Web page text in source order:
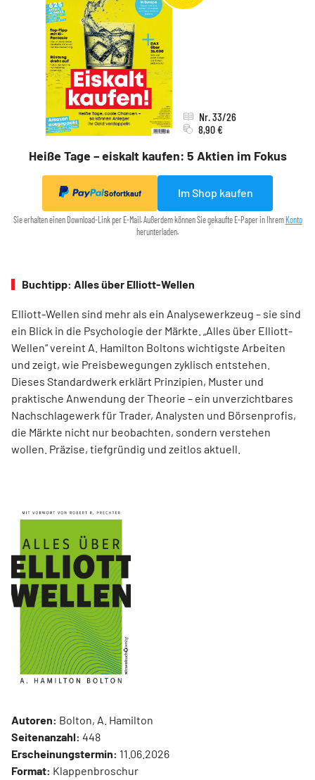
Heiße Tage – eiskalt kaufen: 5 Aktien im Fokus
Nr. 33/26
8,90 €
Sofortkauf Im Shop kaufen
Sie erhalten einen Download-Link per E-Mail. Außerdem können Sie gekaufte E-Paper in IhremKonto
herunterladen.
Buchtipp: Alles über Elliott-Wellen
Elliott-Wellen sind mehr als ein Analysewerkzeug – sie sind
ein Blick in die Psychologie der Märkte. „Alles über Elliott-
Wellen“ vereint A. Hamilton Boltons wichtigste Arbeiten
und zeigt, wie Preisbewegungen zyklisch entstehen.
Dieses Standardwerk erklärt Prinzipien, Muster und
praktische Anwendung der Theorie – ein unverzichtbares
Nachschlagewerk für Trader, Analysten und Börsenprofis,
die Märkte nicht nur beobachten, sondern verstehen
wollen. Präzise, tiefgründig und zeitlos aktuell.
Autoren: Bolton, A. Hamilton
Seitenanzahl: 448
Erscheinungstermin: 11.06.2026
Format: Klappenbroschur